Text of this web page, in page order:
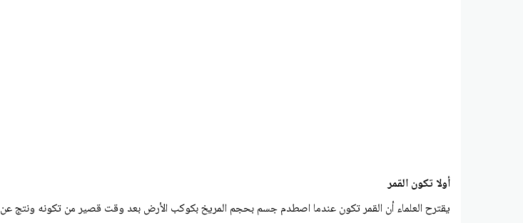
أولا تكون القمر
يقترح العلماء أن القمر تكون عندما اصطدم جسم بحجم المريخ بكوكب الأرض بعد وقت قصير من تكونه ونتج عن